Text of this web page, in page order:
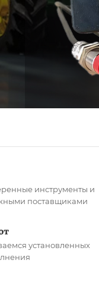
инструменты и
поставщиками
установленных